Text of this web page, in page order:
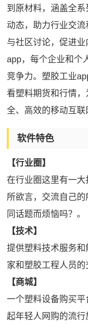
到原材料，涵盖全
动态，助力行业交
与社区讨论，促进
app，每个企业和个
竞争力。塑胶工业
看塑料期货和行情
全、高效的移动互联
软件特色
【行业圈】
在行业圈这里有一
所欲言，交流自己
同话题而烦恼吗？。
【技术】
提供塑料技术服务
家和塑胶工程人员的
【商城】
一个塑料设备购买
起年轻人网购的流